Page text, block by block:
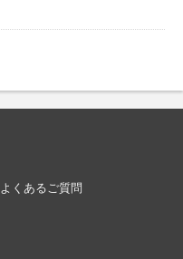
よくあるご質問